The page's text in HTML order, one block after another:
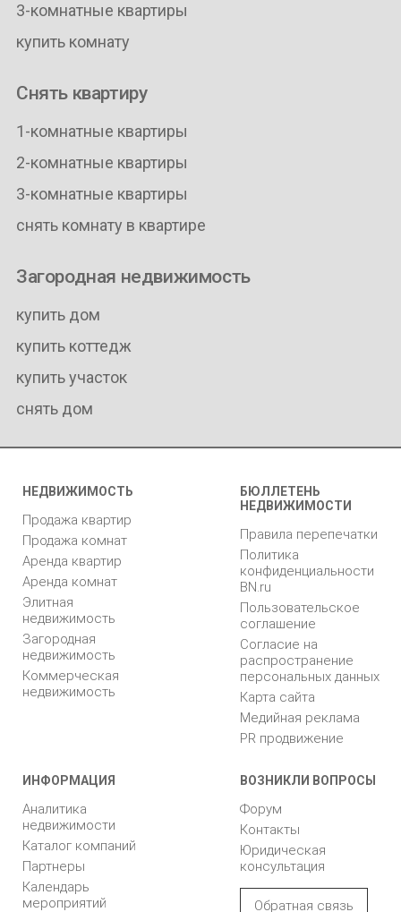
3-комнатные квартиры
купить комнату
Снять квартиру
1-комнатные квартиры
2-комнатные квартиры
3-комнатные квартиры
снять комнату в квартире
Загородная недвижимость
купить дом
купить коттедж
купить участок
снять дом
НЕДВИЖИМОСТЬ
Продажа квартир
Продажа комнат
Аренда квартир
Аренда комнат
Элитная
недвижимость
Загородная
недвижимость
Коммерческая
недвижимость
БЮЛЛЕТЕНЬ
НЕДВИЖИМОСТИ
Правила перепечатки
Политика
конфиденциальности
BN.ru
Пользовательское
соглашение
Согласие на
распространение
персональных данных
Карта сайта
Медийная реклама
PR продвижение
ИНФОРМАЦИЯ
Аналитика
недвижимости
Каталог компаний
Партнеры
Календарь
мероприятий
ВОЗНИКЛИ ВОПРОСЫ
Форум
Контакты
Юридическая
консультация
Обратная связь